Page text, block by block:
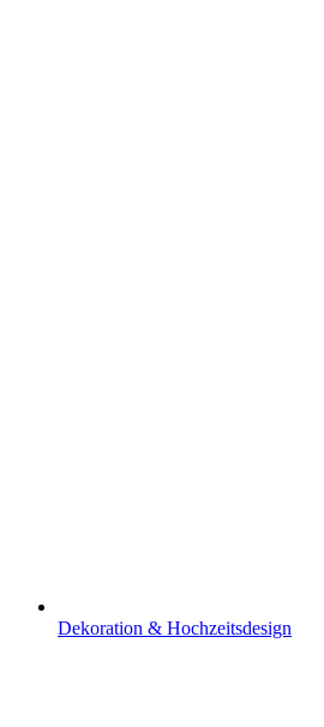
Dekoration & Hochzeitsdesign